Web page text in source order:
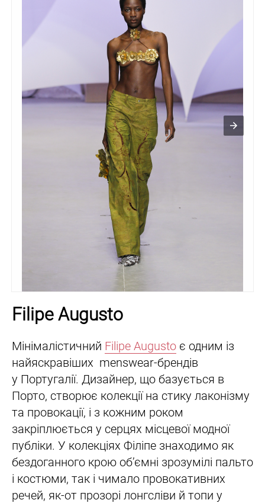
Filipe Augusto
Мінімалістичний Filipe Augusto є одним із
найяскравіших menswear-брендів
у Португалії. Дизайнер, що базується в
Порто, створює колекції на стику лаконізму
та провокації, і з кожним роком
закріплюється у серцях місцевої модної
публіки. У колекціях Філіпе знаходимо як
бездоганного крою об’ємні зрозумілі пальто
і костюми, так і чимало провокативних
речей, як-от прозорі лонгсліви й топи у